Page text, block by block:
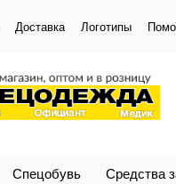
Доставка Логотипы
Спецобувь Средства